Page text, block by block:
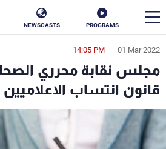
PROGRAMS
NEWSCASTS
01 Mar 2022
14:05 PM
مجلس نقابة محرري
قانون انتساب
en
الأخبار
سياسة ناس
إقتصاد فن